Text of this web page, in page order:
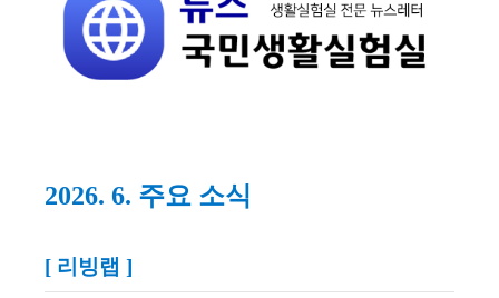
2026. 6. 주요 소식
[ 리빙랩 ]